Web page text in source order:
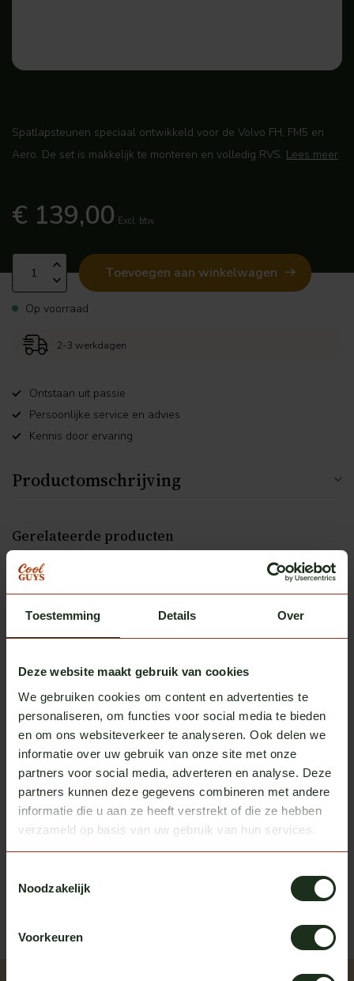
Toestemming Details Over
Deze website maakt gebruik van cookies
We gebruiken cookies om content en advertenties te
personaliseren, om functies voor social media te bieden
en om ons websiteverkeer te analyseren. Ook delen we
informatie over uw gebruik van onze site met onze
partners voor social media, adverteren en analyse. Deze
partners kunnen deze gegevens combineren met andere
informatie die u aan ze heeft verstrekt of die ze hebben
verzameld op basis van uw gebruik van hun services.
Noodzakelijk
Voorkeuren
Spatlapsteunen speciaal ontwikkeld voor de Volvo FH, FM5 en
Aero. De set is makkelijk te monteren en volledig RVS. Lees meer.
€ 139,00 Excl. btw
Toevoegen aan winkelwagen
Op voorraad
2-3 werkdagen
Ontstaan uit passie
Persoonlijke service en advies
Kennis door ervaring
Productomschrijving
Gerelateerde producten
voor Volvo €137,50
Hoekschilden voor Volvo FH
Verlaagd stoelframe Volvo FH
Op voorraad
€195,00
Heb je vragen over dit product?
Of heb je hulp nodig bij het bestellen? We helpen je